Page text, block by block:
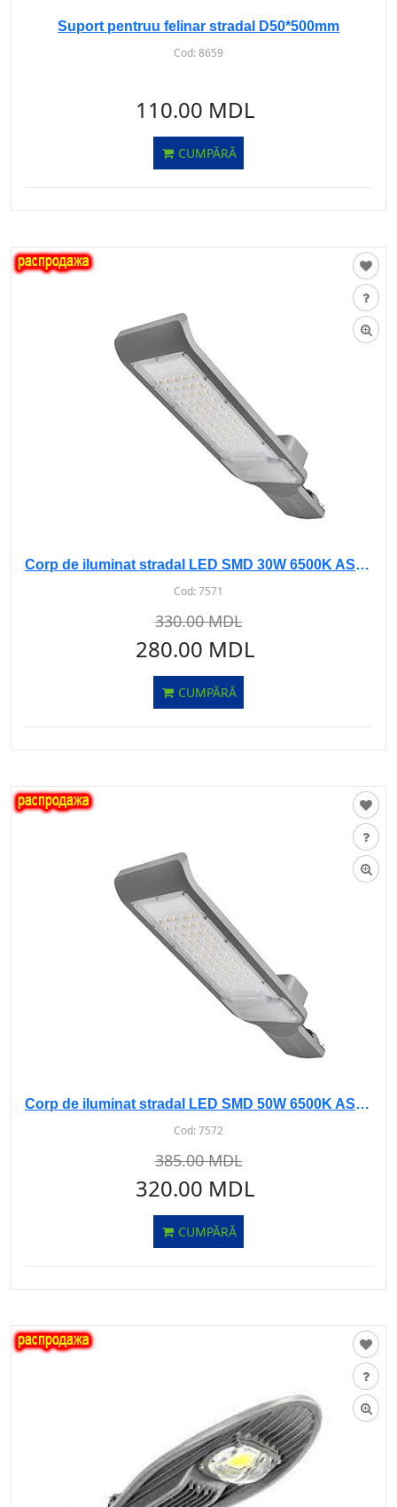
Suport pentruu felinar stradal D50*500mm
Cod:8659
110.00 MDL
CUMPĂRĂ
Corp de iluminat stradal LED SMD 30W 6500K AS-105
Cod:7571
330.00 MDL
280.00 MDL
CUMPĂRĂ
Corp de iluminat stradal LED SMD 50W 6500K AS-105 sur
Cod:7572
385.00 MDL
320.00 MDL
CUMPĂRĂ